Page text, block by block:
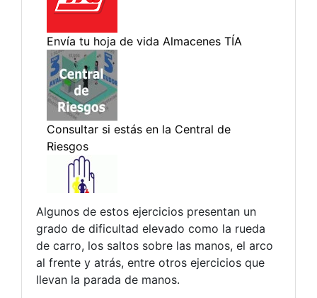
Algunos de estos ejercicios presentan un
grado de dificultad elevado como la rueda
de carro, los saltos sobre las manos, el arco
al frente y atrás, entre otros ejercicios que
llevan la parada de manos.